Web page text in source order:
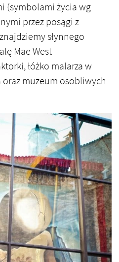
(symbolami życia wg
przez posągi z
słynnego
Mae West
łóżko malarza w
oraz muzeum osobliwych